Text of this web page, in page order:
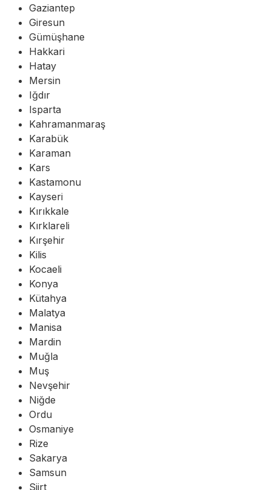
Gaziantep
Giresun
Gümüşhane
Hakkari
Hatay
Mersin
Iğdır
Isparta
Kahramanmaraş
Karabük
Karaman
Kars
Kastamonu
Kayseri
Kırıkkale
Kırklareli
Kırşehir
Kilis
Kocaeli
Konya
Kütahya
Malatya
Manisa
Mardin
Muğla
Muş
Nevşehir
Niğde
Ordu
Osmaniye
Rize
Sakarya
Samsun
Siirt